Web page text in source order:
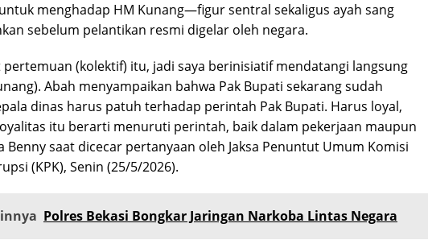
menghadap HM Kunang—figur sentral sekaligus ayah sang
sebelum pelantikan resmi digelar oleh negara.
pertemuan (kolektif) itu, jadi saya berinisiatif mendatangi langsung
Abah menyampaikan bahwa Pak Bupati sekarang sudah
dinas harus patuh terhadap perintah Pak Bupati. Harus loyal,
itu berarti menuruti perintah, baik dalam pekerjaan maupun
Benny saat dicecar pertanyaan oleh Jaksa Penuntut Umum Komisi
(KPK), Senin (25/5/2026).
Polres Bekasi Bongkar Jaringan Narkoba Lintas Negara